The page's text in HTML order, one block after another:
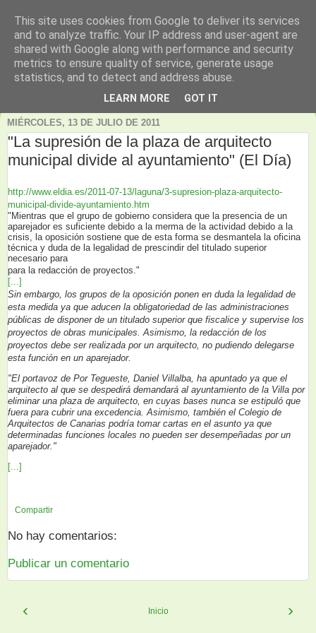
MIÉRCOLES, 13 DE JULIO DE 2011
"La supresión de la plaza de arquitecto
municipal divide al ayuntamiento" (El Día)
http://www.eldia.es/2011-07-13/laguna/3-supresion-plaza-arquitecto-
municipal-divide-ayuntamiento.htm
"Mientras que el grupo de gobierno considera que la presencia de un
aparejador es suficiente debido a la merma de la actividad debido a la
crisis, la oposición sostiene que de esta forma se desmantela la oficina
técnica y duda de la legalidad de prescindir del titulado superior
necesario para
para la redacción de proyectos."
[...]
Sin embargo, los grupos de la oposición ponen en duda la legalidad de
esta medida ya que aducen la obligatoriedad de las administraciones
públicas de disponer de un titulado superior que fiscalice y supervise los
proyectos de obras municipales. Asimismo, la redacción de los
proyectos debe ser realizada por un arquitecto, no pudiendo delegarse
esta función en un aparejador.
"El portavoz de Por Tegueste, Daniel Villalba, ha apuntado ya que el
arquitecto al que se despedirá demandará al ayuntamiento de la Villa por
eliminar una plaza de arquitecto, en cuyas bases nunca se estipuló que
fuera para cubrir una excedencia. Asimismo, también el Colegio de
Arquitectos de Canarias podría tomar cartas en el asunto ya que
determinadas funciones locales no pueden ser desempeñadas por un
aparejador."
[...]
Compartir
No hay comentarios:
Publicar un comentario
‹ ›
Inicio
This site uses cookies from Google to deliver its services
and to analyze traffic. Your IP address and user-agent are
shared with Google along with performance and security
metrics to ensure quality of service, generate usage
statistics, and to detect and address abuse.
LEARN MORE GOT IT